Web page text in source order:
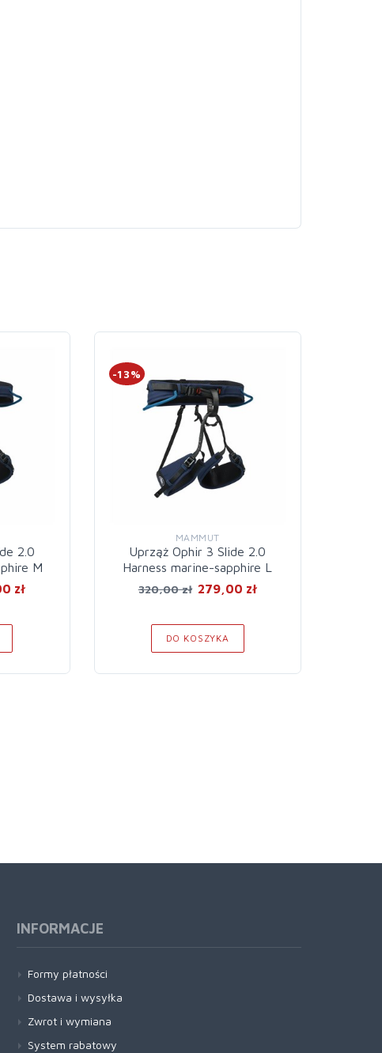
2.0
M
zł
-13%
MAMMUT
Uprząż Ophir 3 Slide 2.0
Harness marine-sapphire L
320,00 zł 279,00 zł
DO KOSZYKA
INFORMACJE
Formy płatności
Dostawa i wysyłka
Zwrot i wymiana
System rabatowy